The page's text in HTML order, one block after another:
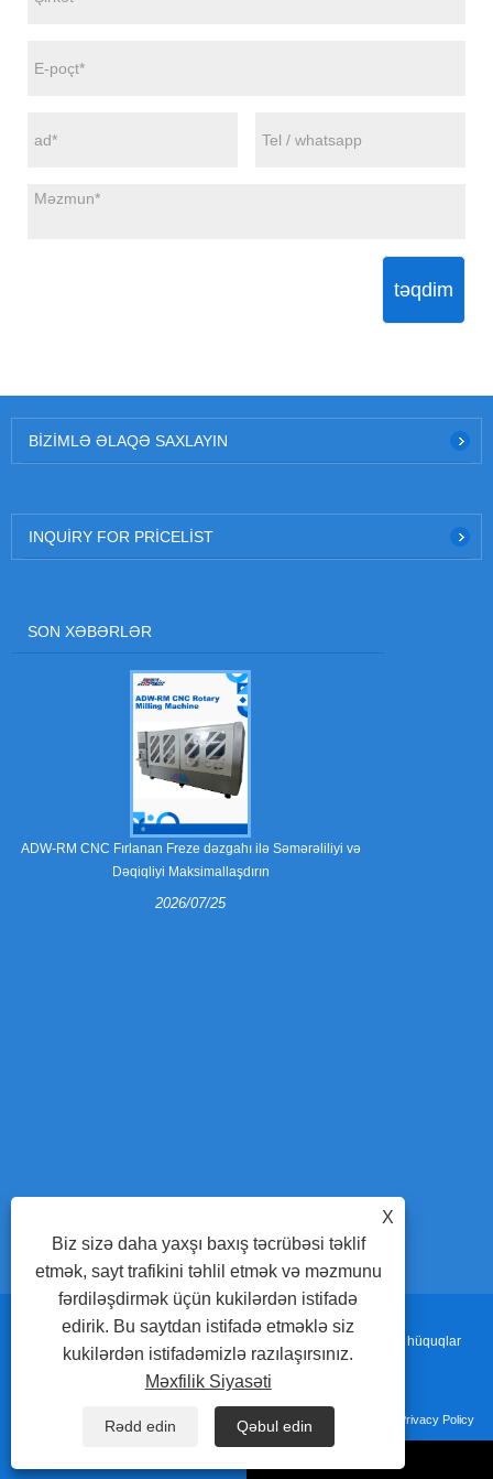
təqdim
BIZIMLƏ ƏLAQƏ SAXLAYIN
INQUIRY FOR PRICELIST
SON XƏBƏRLƏR
ADW-RM CNC Fırlanan Freze dəzgahı ilə Səmərəliliyi və
Dəqiqliyi Maksimallaşdırın
2026/07/25
Copyright © 2022 Adewo Automation Equipment Co.,ltd. Bütün hüquqlar
qorunur.
Bağlantılar Sitemap RSS Privacy Policy
X
Biz sizə daha yaxşı baxış təcrübəsi təklif
etmək, sayt trafikini təhlil etmək və məzmunu
fərdiləşdirmək üçün kukilərdən istifadə
edirik. Bu saytdan istifadə etməklə siz
kukilərdən istifadəmizlə razılaşırsınız.
Məxfilik Siyasəti
Rədd edin Qəbul edin